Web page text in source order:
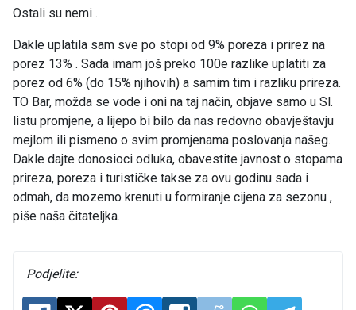
Ostali su nemi .
Dakle uplatila sam sve po stopi od 9% poreza i prirez na
porez 13% . Sada imam još preko 100e razlike uplatiti za
porez od 6% (do 15% njihovih) a samim tim i razliku prireza.
TO Bar, možda se vode i oni na taj način, objave samo u Sl.
listu promjene, a lijepo bi bilo da nas redovno obavještavju
mejlom ili pismeno o svim promjenama poslovanja našeg.
Dakle dajte donosioci odluka, obavestite javnost o stopama
prireza, poreza i turističke takse za ovu godinu sada i
odmah, da mozemo krenuti u formiranje cijena za sezonu ,
piše naša čitateljka.
Podjelite: